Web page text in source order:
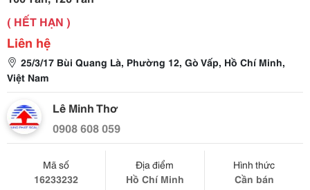
( HẾT HẠN )
Liên hệ
25/3/17 Bùi Quang Là, Phường 12, Gò Vấp, Hồ Chí Minh,
Việt Nam
Lê Minh Thơ
0908 608 059
Mã số
16233232
Địa điểm
Hồ Chí Minh
Hình thức
Cần bán